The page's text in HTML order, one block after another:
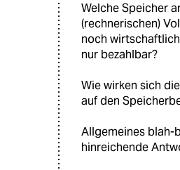
Welche Speicher
(rechnerischen)
noch
nur bezahlbar?
Wie wirken sich
auf den
Allgemeines blah-
hinreichende